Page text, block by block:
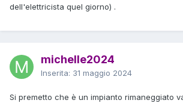
dell'elettricista quel giorno) .
michelle2024
Inserita: 31 maggio 2024
Si premetto che è un impianto rimaneggiato